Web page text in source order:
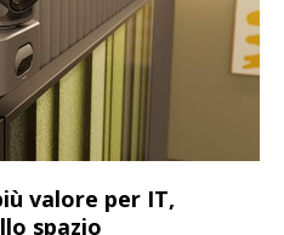
valore per IT,
spazio